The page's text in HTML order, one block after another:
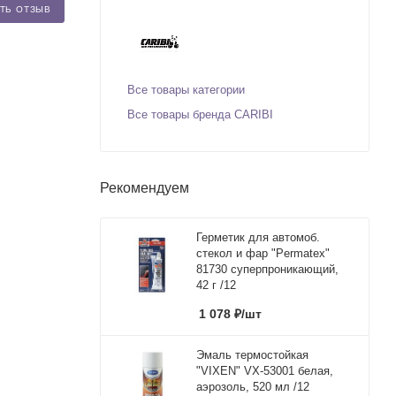
ОТЗЫВ
Все товары категории
Все товары бренда CARIBI
Рекомендуем
Герметик для автомоб.
стекол и фар "Permatex"
81730 суперпроникающий,
42 г /12
1 078 ₽/шт
Эмаль термостойкая
"VIXEN" VX-53001 белая,
аэрозоль, 520 мл /12